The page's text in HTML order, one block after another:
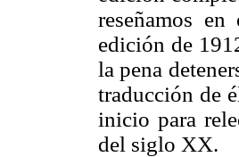
reseñamos
edición de
la pena
traducción de
inicio para
del siglo XX.